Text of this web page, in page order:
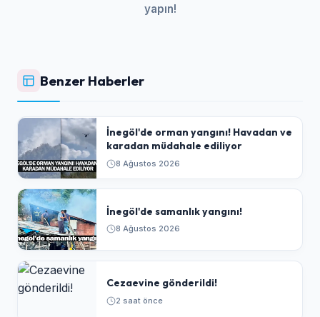
yapın!
Benzer Haberler
İnegöl'de orman yangını! Havadan ve
karadan müdahale ediliyor
8 Ağustos 2026
İnegöl'de samanlık yangını!
8 Ağustos 2026
Cezaevine gönderildi!
2 saat önce